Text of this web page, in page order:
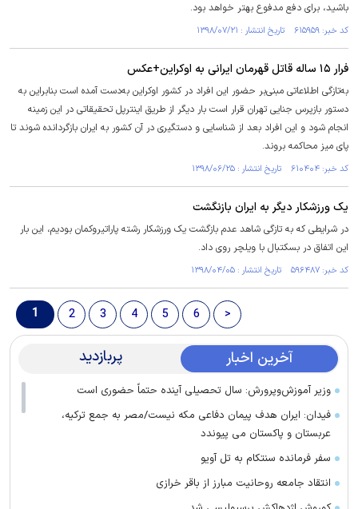
باشید، برای دفع مدفوع بهتر خواهد بود.
کد خبر: ۶۱۵۹۵۹ تاریخ انتشار : ۱۳۹۸/۰۷/۲۱
فرار ۱۵ ساله قاتل قهرمان ایرانی به اوکراین+عکس
به‌تازگی اطلاعاتی مبنی‌بر حضور این افراد در کشور اوکراین به‌دست آمده است بنابراین به
دستور بازپرس جنایی تهران قرار است بار دیگر از طریق اینترپل تحقیقاتی در این زمینه
انجام شود و این افراد بعد از شناسایی و دستگیری در آن کشور به ایران بازگردانده شوند تا
پای میز محاکمه بروند.
کد خبر: ۶۱۰۴۰۴ تاریخ انتشار : ۱۳۹۸/۰۶/۲۵
یک ورزشکار دیگر به ایران بازنگشت
در شرایطی که به تازگی شاهد عدم بازگشت یک ورزشکار رشته پاراتیروکمان بودیم، این بار
این اتفاق در بسکتبال با ویلچر روی داد.
کد خبر: ۵۹۶۴۸۷ تاریخ انتشار : ۱۳۹۸/۰۴/۰۵
1 2 3 4 5 6 >
آخرین اخبار پربازدید
وزیر آموزش‌وپرورش: سال تحصیلی آینده حتماً حضوری است
فیدان: ایران هدف پیمان دفاعی مکه نیست/مصر به جمع ترکیه،
عربستان و پاکستان می پیوندد
سفر فرمانده سنتکام به تل آویو
انتقاد جامعه روحانیت مبارز از باقر خرازی